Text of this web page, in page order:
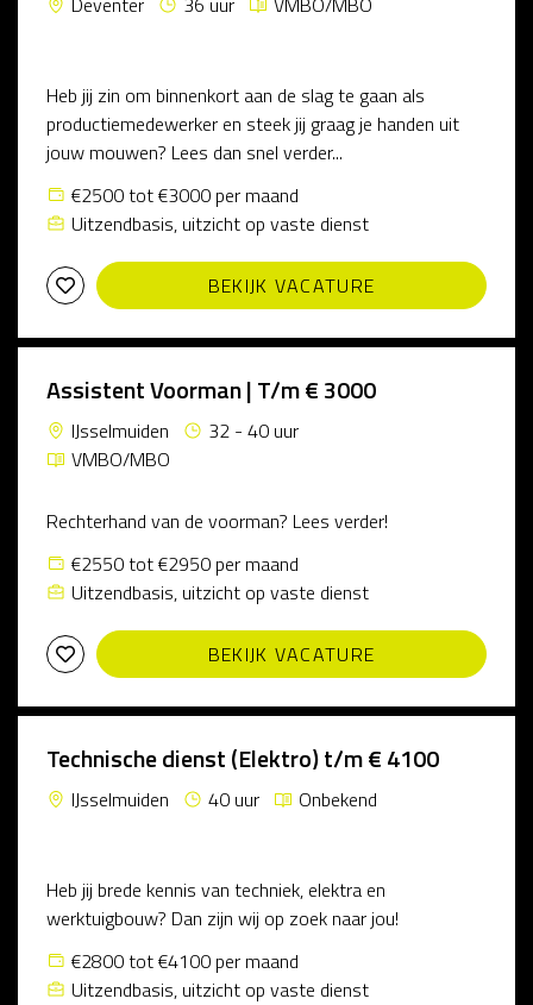
Heb jij zin om binnenkort aan de slag te gaan als
productiemedewerker en steek jij graag je handen uit
jouw mouwen? Lees dan snel verder...
€2500 tot €3000 per maand
Uitzendbasis, uitzicht op vaste dienst
BEKIJK VACATURE
Assistent Voorman | T/m € 3000
IJsselmuiden
32 - 40 uur
VMBO/MBO
Rechterhand van de voorman? Lees verder!
€2550 tot €2950 per maand
Uitzendbasis, uitzicht op vaste dienst
BEKIJK VACATURE
Technische dienst (Elektro) t/m € 4100
IJsselmuiden 40 uur Onbekend
Heb jij brede kennis van techniek, elektra en
werktuigbouw? Dan zijn wij op zoek naar jou!
€2800 tot €4100 per maand
Uitzendbasis, uitzicht op vaste dienst